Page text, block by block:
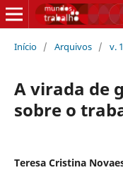
Início / Arquivos / v.
A virada de
sobre o
Teresa Cristina